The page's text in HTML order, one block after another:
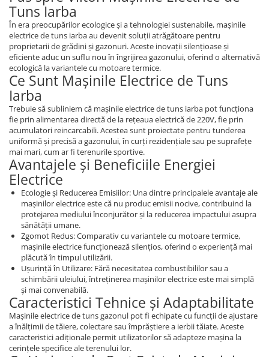
Produse decorative
Produse pentru constructii
Aparate pneumatice
Pistoale de vopsit
Set aer comprimat
Compresoare
Scule si accesorii pneumatice
Scule electrice
Bormasini
Aparate de sudura
Aeroterme si tunuri de caldura
Aspiratoare profesionale
Capsatoare electrice
Ciocane demolatoare
Ciocane rotopercutoare
Ciocane electro-pneumatice
Fierastrau circular
Fierastrau electric
Fierastrau pendular vertical
Ferastraie stationare
Polizor unghiular
Telemetru
Tuns Iarba
În era preocupărilor ecologice și a tehnologiei sustenabile, mașinile
electrice de tuns iarba au devenit soluții atrăgătoare pentru
proprietarii de grădini și gazonuri. Aceste inovații silențioase și
eficiente aduc un suflu nou în îngrijirea gazonului, oferind o alternativă
ecologică la variantele cu motoare termice.
Ce Sunt Mașinile Electrice de Tuns
Iarba
Trebuie să subliniem că mașinile electrice de tuns iarba pot funcționa
fie prin alimentarea directă de la rețeaua electrică de 220V, fie prin
acumulatori reincarcabili. Acestea sunt proiectate pentru tunderea
uniformă și precisă a gazonului, în curți rezidențiale sau pe suprafețe
mai mari, cum ar fi terenurile sportive.
Avantajele și Beneficiile Energiei
Electrice
Ecologie și Reducerea Emisiilor: Una dintre principalele avantaje ale
mașinilor electrice este că nu produc emisii nocive, contribuind la
protejarea mediului înconjurător și la reducerea impactului asupra
sănătății umane.
Zgomot Redus: Comparativ cu variantele cu motoare termice,
mașinile electrice funcționează silențios, oferind o experiență mai
plăcută în timpul utilizării.
Ușurință în Utilizare: Fără necesitatea combustibililor sau a
schimbării uleiului, întreținerea mașinilor electrice este mai simplă
și mai convenabilă.
Caracteristici Tehnice și Adaptabilitate
Mașinile electrice de tuns gazonul pot fi echipate cu funcții de ajustare
a înălțimii de tăiere, colectare sau împrăștiere a ierbii tăiate. Aceste
caracteristici adiționale permit utilizatorilor să adapteze mașina la
cerințele specifice ale terenului lor.